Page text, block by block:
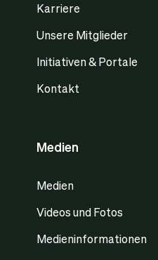
Karriere
Unsere Mitglieder
Initiativen & Portale
Kontakt
Medien
Medien
Videos und Fotos
Medieninformationen